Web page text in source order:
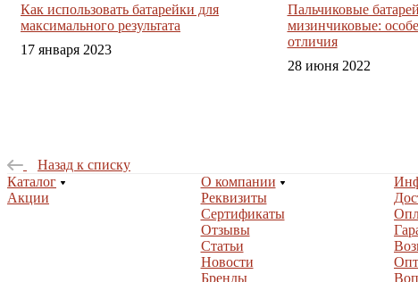
Как использовать батарейки для
максимального результата
17 января 2023
Пальчиковые
мизинчиковые:
отличия
28 июня 2022
Назад к списку
Каталог
Акции
О компании
Реквизиты
Сертификаты
Отзывы
Статьи
Новости
Бренды